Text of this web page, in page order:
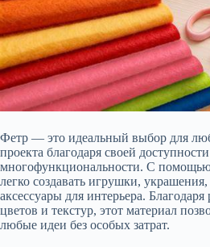
Фетр — это идеальный выбор для
проекта благодаря своей
многофункциональности. С
легко создавать игрушки,
аксессуары для интерьера.
цветов и текстур, этот материал
любые идеи без особых затрат.